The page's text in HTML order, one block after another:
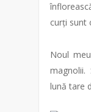
curți sunt
Noul
magnolii.
lună tare